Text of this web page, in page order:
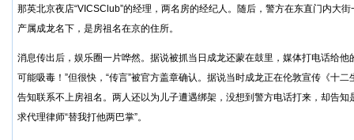
那英北京夜店“VICSClub”的经理，两名房的经纪人。随后，警方在东直门内大
产属成龙名下，是房祖名在京的住所。
消息传出后，娱乐圈一片哗然。据说被抓当日成龙还蒙在鼓里，媒体打电话给他
可能吸毒！”但很快，“传言”被官方盖章确认。据说当时成龙正在伦敦宣传《十
告知联系不上房祖名。两人还以为儿子遭遇绑架，没想到警方电话打来，却告
求代理律师“替我打他两巴掌”。